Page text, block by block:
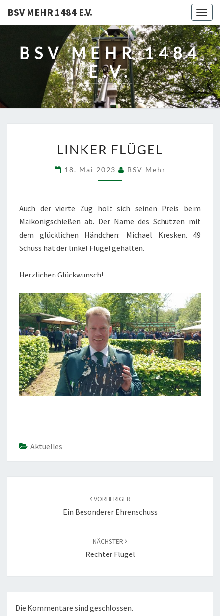
BSV MEHR 1484 E.V.
BSV MEHR 1484
E.V.
FLÜGEL
LINKER FLÜGEL
18. Mai 2023 BSV Mehr
Auch der vierte Zug holt sich seinen Preis beim
Maikonigschießen ab. Der Name des Schützen mit
dem glücklichen Händchen: Michael Kresken. 49
Schuss hat der linkel Flügel gehalten.
Herzlichen Glückwunsch!
Aktuelles
VORHERIGER
Ein Besonderer Ehrenschuss
NÄCHSTER
Rechter Flügel
Die Kommentare sind geschlossen.